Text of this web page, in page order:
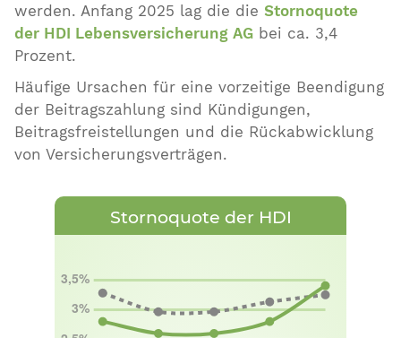
werden. Anfang 2025 lag die die Stornoquote
der HDI Lebensversicherung AG bei ca. 3,4
Prozent.
Häufige Ursachen für eine vorzeitige Beendigung
der Beitragszahlung sind Kündigungen,
Beitragsfreistellungen und die Rückabwicklung
von Versicherungsverträgen.
Stornoquote der HDI